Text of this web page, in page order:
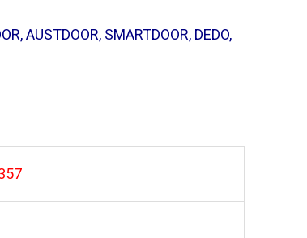
AUSTDOOR, SMARTDOOR, DEDO,